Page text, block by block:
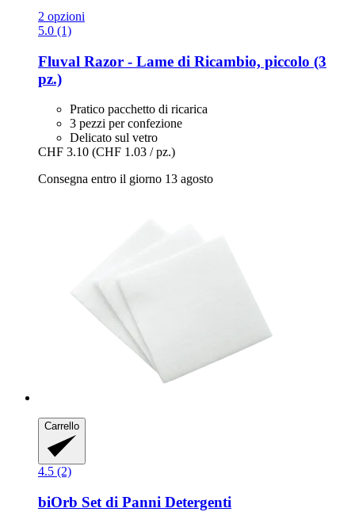
2 opzioni
5.0 (1)
Fluval Razor -​ Lame di Ricambio, piccolo (3
pz.)
Pratico pacchetto di ricarica
3 pezzi per confezione
Delicato sul vetro
CHF 3.10 (CHF 1.03 / pz.)
Consegna entro il giorno 13 agosto
Carrello
4.5 (2)
biOrb Set di Panni Detergenti